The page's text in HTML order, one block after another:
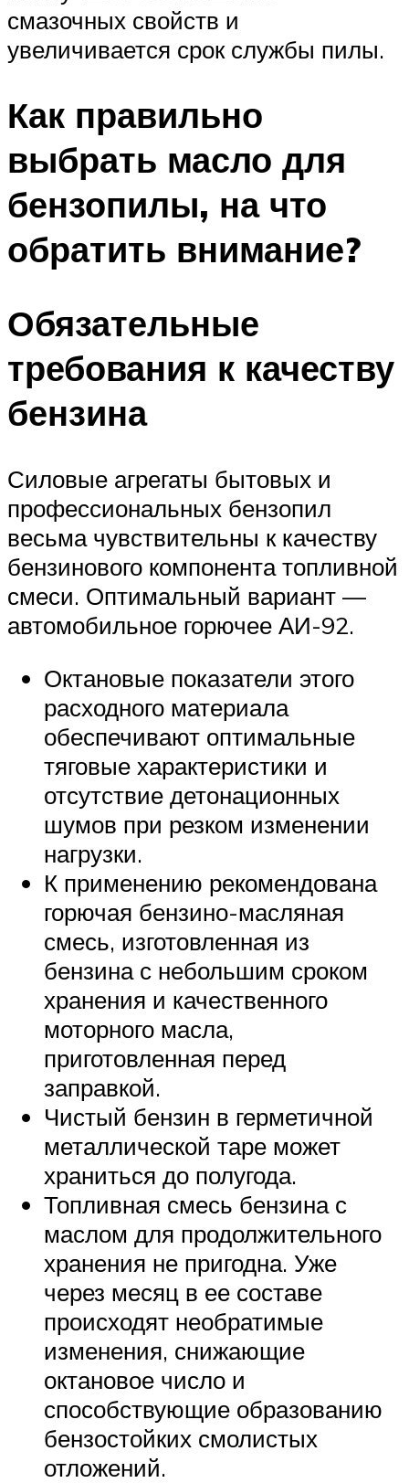
смазочных свойств и
увеличивается срок службы пилы.
Как правильно
выбрать масло для
бензопилы, на что
обратить внимание?
Обязательные
требования к качеству
бензина
Силовые агрегаты бытовых и
профессиональных бензопил
весьма чувствительны к качеству
бензинового компонента топливной
смеси. Оптимальный вариант —
автомобильное горючее АИ-92.
Октановые показатели этого
расходного материала
обеспечивают оптимальные
тяговые характеристики и
отсутствие детонационных
шумов при резком изменении
нагрузки.
К применению рекомендована
горючая бензино-масляная
смесь, изготовленная из
бензина с небольшим сроком
хранения и качественного
моторного масла,
приготовленная перед
заправкой.
Чистый бензин в герметичной
металлической таре может
храниться до полугода.
Топливная смесь бензина с
маслом для продолжительного
хранения не пригодна. Уже
через месяц в ее составе
происходят необратимые
изменения, снижающие
октановое число и
способствующие образованию
бензостойких смолистых
отложений.